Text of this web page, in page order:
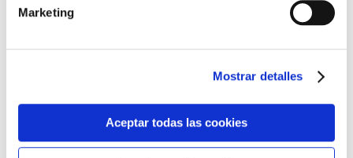
Marketing
Mostrar detalles
Aceptar todas las cookies
barniz multiadherente en base agua. En zonas de
fuegos, se recomienda proteger con placas, silestone,
dado que el frotar en exceso dañaría el papel. Su
colocación es cola en la pared y tira en seco, sin
colocación es fácil rápida y sencilla.